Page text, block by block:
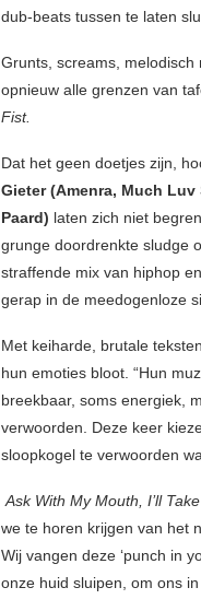
dub-beats tussen te laten
Grunts, screams,
opnieuw alle grenzen van
Fist.
Dat het geen doetjes zijn,
Gieter (Amenra, Much Luv
Paard) laten zich niet
grunge doordrenkte sludge
straffende mix van hiphop
gerap in de meedogenloze
Met keiharde, brutale
hun emoties bloot. “Hun
breekbaar, soms energiek,
verwoorden. Deze keer
sloopkogel te verwoorden
Ask With My Mouth, I’ll
we te horen krijgen van het
Wij vangen deze ‘punch in
onze huid sluipen, om ons